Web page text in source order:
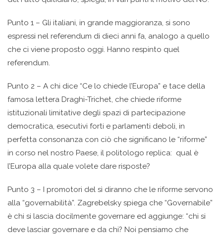
Punto 1 – Gli italiani, in grande maggioranza, si sono
espressi nel referendum di dieci anni fa, analogo a quello
che ci viene proposto oggi. Hanno respinto quel
referendum.
Punto 2 – A chi dice “Ce lo chiede l’Europa” e tace della
famosa lettera Draghi-Trichet, che chiede riforme
istituzionali limitative degli spazi di partecipazione
democratica, esecutivi forti e parlamenti deboli, in
perfetta consonanza con ciò che significano le “riforme”
in corso nel nostro Paese, il politologo replica: qual è
l’Europa alla quale volete dare risposte?
Punto 3 – I promotori del sì diranno che le riforme servono
alla “governabilità”. Zagrebelsky spiega che “Governabile”
è chi si lascia docilmente governare ed aggiunge: “chi si
deve lasciar governare e da chi? Noi pensiamo che